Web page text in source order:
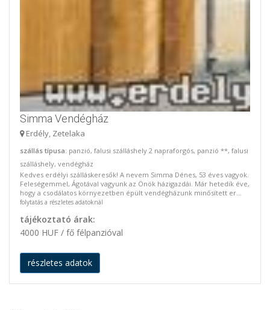
Simma Vendégház
Erdély, Zetelaka
szállás típusa: panzió, falusi szálláshely 2 napraforgós, panzió **, falusi
szálláshely, vendégház
Kedves erdélyi szálláskeresők! A nevem Simma Dénes, 53 éves vagyok.
Feleségemmel, Ágotával vagyunk az Önök házigazdái. Már hetedik éve,
hogy a csodálatos környezetben épült vendégházunk minősített er...
folytatás a részletes adatoknál
tájékoztató árak:
4000 HUF / fő félpanzióval
részletes adatok